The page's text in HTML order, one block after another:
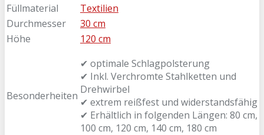
Füllmaterial
Textilien
Durchmesser
30 cm
Höhe
120 cm
Besonderheiten
✔ optimale Schlagpolsterung
✔ Inkl. Verchromte Stahlketten und
Drehwirbel
✔ extrem reißfest und widerstandsfähig
✔ Erhältlich in folgenden Längen: 80 cm,
100 cm, 120 cm, 140 cm, 180 cm